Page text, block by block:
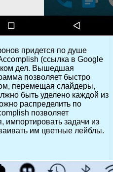
придется по душе
(ссылка в Google
дел. Вышедшая
позволяет быстро
перемещая слайдеры,
быть уделено каждой из
распределить по
позволяет
импортировать задачи из
им цветные лейблы.